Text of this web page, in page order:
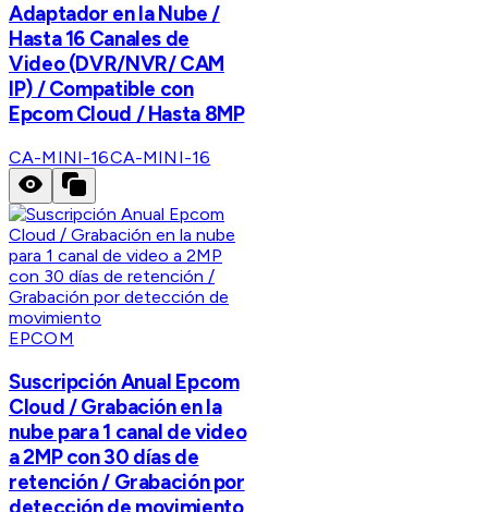
Adaptador en la Nube /
Hasta 16 Canales de
Video (DVR/NVR/ CAM
IP) / Compatible con
Epcom Cloud / Hasta 8MP
CA-MINI-16CA-MINI-16
EPCOM
Suscripción Anual Epcom
Cloud / Grabación en la
nube para 1 canal de video
a 2MP con 30 días de
retención / Grabación por
detección de movimiento